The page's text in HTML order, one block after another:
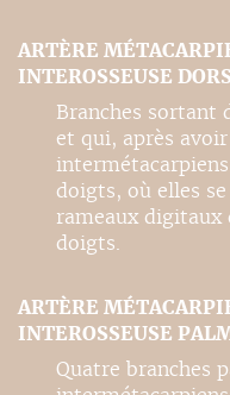
ARTÈRE
INTEROSSEUSE
Branches sortant
et qui, après
doigts, où elles
rameaux digitaux
doigts.
ARTÈRE
INTEROSSEUSE
Quatre branches